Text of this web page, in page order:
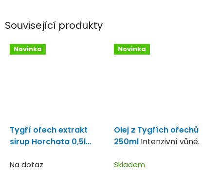
Související produkty
Novinka
Tygří ořech extrakt
sirup Horchata 0,5l
Na dotaz
Novinka
Olej z Tygřích ořechů
250ml Intenzivní vůně.
Skladem